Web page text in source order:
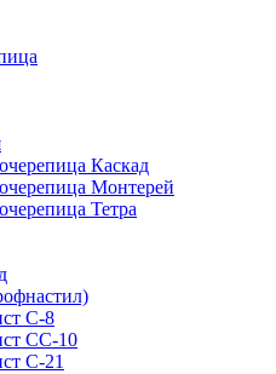
Каскад
Монтерей
Тетра
С-8
СС-10
C-21